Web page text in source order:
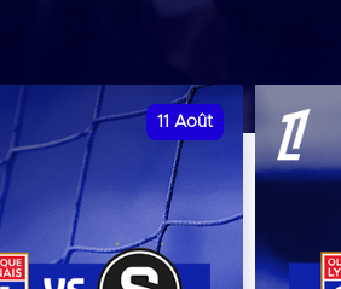
11 Août